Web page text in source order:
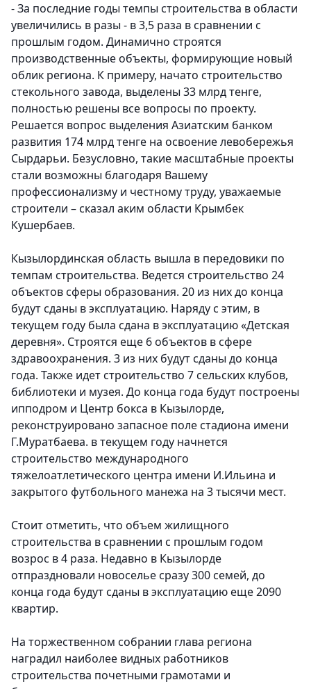
- За последние годы темпы строительства в области
увеличились в разы - в 3,5 раза в сравнении с
прошлым годом. Динамично строятся
производственные объекты, формирующие новый
облик региона. К примеру, начато строительство
стекольного завода, выделены 33 млрд тенге,
полностью решены все вопросы по проекту.
Решается вопрос выделения Азиатским банком
развития 174 млрд тенге на освоение левобережья
Сырдарьи. Безусловно, такие масштабные проекты
стали возможны благодаря Вашему
профессионализму и честному труду, уважаемые
строители – сказал аким области Крымбек
Кушербаев.
Кызылординская область вышла в передовики по
темпам строительства. Ведется строительство 24
объектов сферы образования. 20 из них до конца
будут сданы в эксплуатацию. Наряду с этим, в
текущем году была сдана в эксплуатацию «Детская
деревня». Строятся еще 6 объектов в сфере
здравоохранения. 3 из них будут сданы до конца
года. Также идет строительство 7 сельских клубов,
библиотеки и музея. До конца года будут построены
ипподром и Центр бокса в Кызылорде,
реконструировано запасное поле стадиона имени
Г.Муратбаева. в текущем году начнется
строительство международного
тяжелоатлетического центра имени И.Ильина и
закрытого футбольного манежа на 3 тысячи мест.
Стоит отметить, что объем жилищного
строительства в сравнении с прошлым годом
возрос в 4 раза. Недавно в Кызылорде
отпраздновали новоселье сразу 300 семей, до
конца года будут сданы в эксплуатацию еще 2090
квартир.
На торжественном собрании глава региона
наградил наиболее видных работников
строительства почетными грамотами и